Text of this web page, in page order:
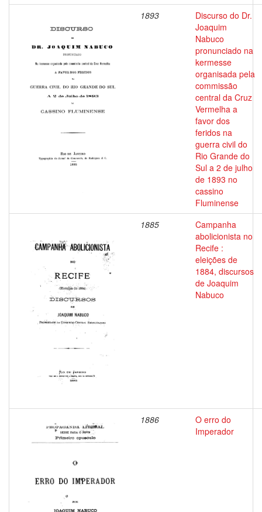
1893
Discurso do Dr.
Joaquim
Nabuco
pronunciado na
kermesse
organisada pela
commissão
central da Cruz
Vermelha a
favor dos
feridos na
guerra civil do
Rio Grande do
Sul a 2 de julho
de 1893 no
cassino
Fluminense
1885
Campanha
abolicionista no
Recife :
eleições de
1884, discursos
de Joaquim
Nabuco
1886
O erro do
Imperador